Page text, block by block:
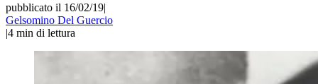
pubblicato il 16/02/19|
Gelsomino Del Guercio
|4 min di lettura